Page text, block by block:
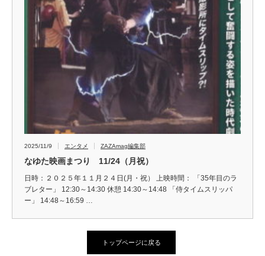
2025/11/9 エンタメ ZAZAmag編集部
なゆた映画まつり 11/24（月祝）
日時：２０２５年１１月２４日(月・祝） 上映時間： 「35年目のラ
ブレター」 12:30～14:30 休憩 14:30～14:48 「侍タイムスリッパ
ー」 14:48～16:59 …
トップページに戻る